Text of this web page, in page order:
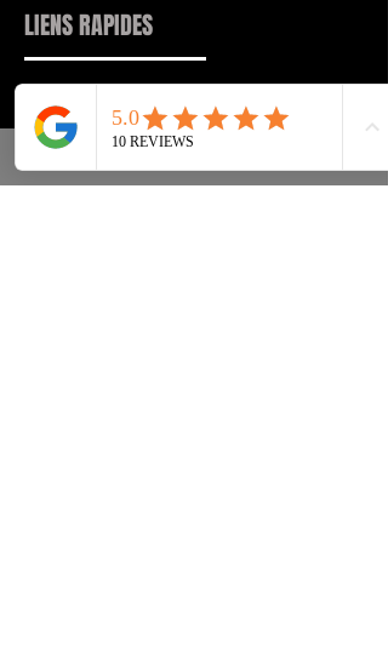
LIENS RAPIDES
Tenisice
Ulična odjeća
Pribor
FAQ
Dostava & leđa
Politika privatnosti